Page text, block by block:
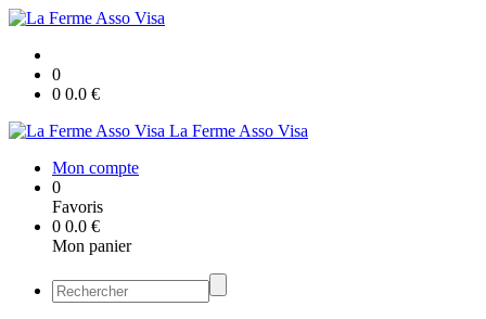
0
0 0.0 €
La Ferme Asso Visa
Mon compte
0
Favoris
0 0.0 €
Mon panier